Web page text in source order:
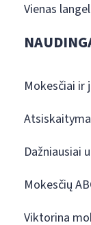
Vienas
Mokesčiai ir
Dažniausiai
Mokesčių
Viktorina